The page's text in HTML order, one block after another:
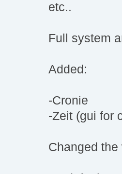
etc..
Full system
Added:
-Cronie
-Zeit (gui for
Changed the